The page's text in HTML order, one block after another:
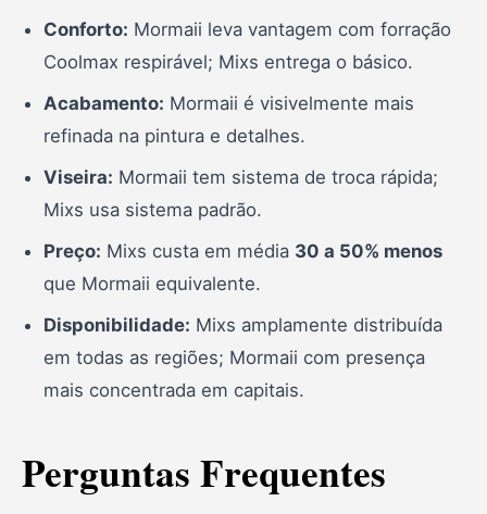
Conforto: Mormaii leva vantagem com forração
Coolmax respirável; Mixs entrega o básico.
Acabamento: Mormaii é visivelmente mais
refinada na pintura e detalhes.
Viseira: Mormaii tem sistema de troca rápida;
Mixs usa sistema padrão.
Preço: Mixs custa em média 30 a 50% menos
que Mormaii equivalente.
Disponibilidade: Mixs amplamente distribuída
em todas as regiões; Mormaii com presença
mais concentrada em capitais.
Perguntas Frequentes